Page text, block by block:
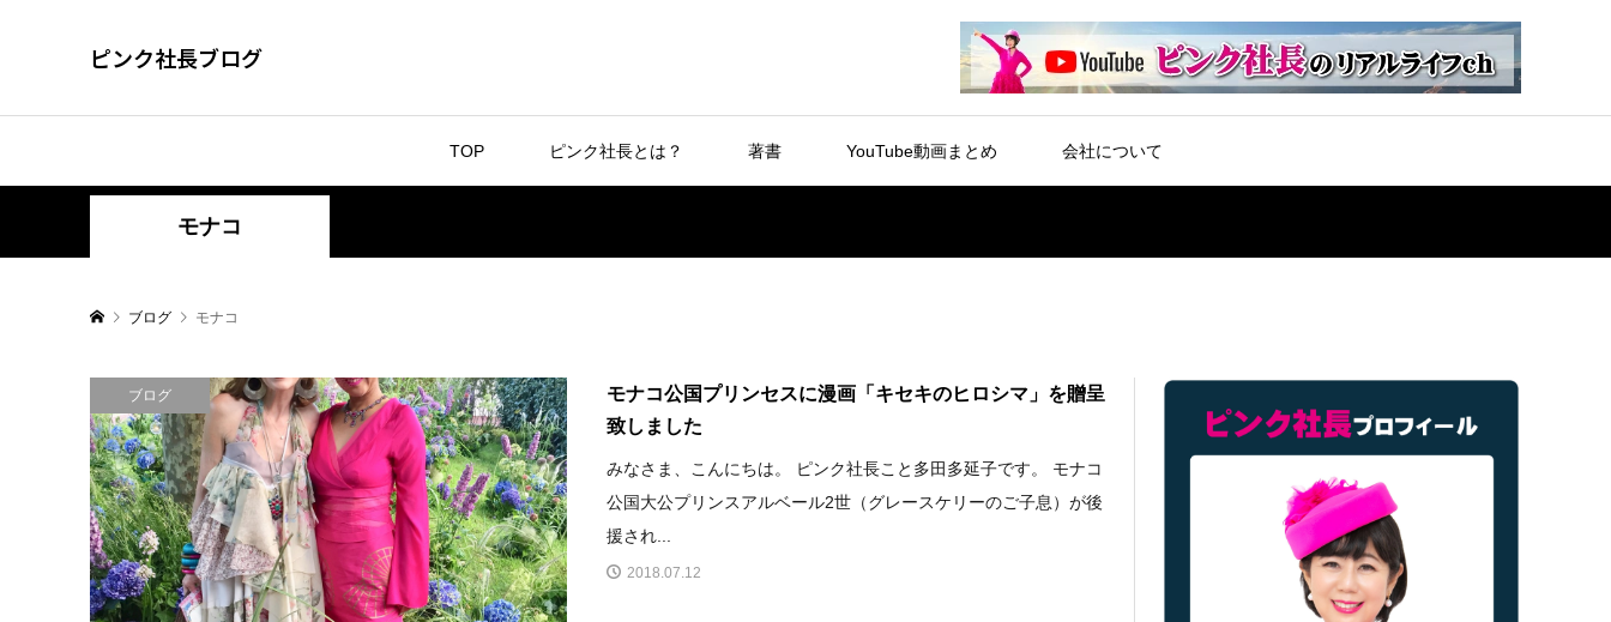
ピンク社長ブログ
TOP ピンク社長とは？ 著書 YouTube動画まとめ 会社について
モナコ
ブログ モナコ
ブログ
モナコ公国プリンセスに漫画「キセキのヒロシマ」を贈呈
致しました
みなさま、こんにちは。 ピンク社長こと多田多延子です。 モナコ
公国大公プリンスアルベール2世（グレースケリーのご子息）が後
援され...
2018.07.12